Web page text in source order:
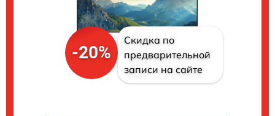
-20%
Скидка по
предварительной
записи на сайте